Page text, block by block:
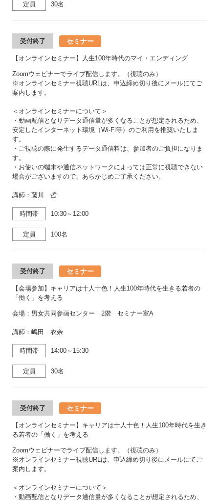
定員 30名
受付終了 セミナー
【オンラインセミナー】人生100年時代のマイ・エンディング
Zoomウェビナーでライブ配信します。（視聴のみ）
※オンラインセミナー視聴URLは、申込締め切り後にメールにてご
案内します。
＜オンラインセミナーについて＞
・動画配信となりデータ通信量が多くなることが想定されるため、
安定したインターネット環境（Wi-Fi等）のご利用を推奨いたしま
す。
・ご視聴の際に発生するデータ通信料は、参加者のご負担になりま
す。
・お使いの端末や通信ネットワークによっては正常に視聴できない
場合がございますので、あらかじめご了承ください。
講師：藤川 哲
時間帯 10:30～12:00
定員 100名
受付終了 セミナー
【会場参加】キャリアは十人十色！人生100年時代を生きる若者の
「働く」を考える
会場：男女共同参画センター 2階 セミナー室A
講師：嶋田 衣余
時間帯 14:00～15:30
定員 30名
受付終了 セミナー
【オンラインセミナー】キャリアは十人十色！人生100年時代を生き
る若者の「働く」を考える
Zoomウェビナーでライブ配信します。（視聴のみ）
※オンラインセミナー視聴URLは、申込締め切り後にメールにてご
案内します。
＜オンラインセミナーについて＞
・動画配信となりデータ通信量が多くなることが想定されるため、